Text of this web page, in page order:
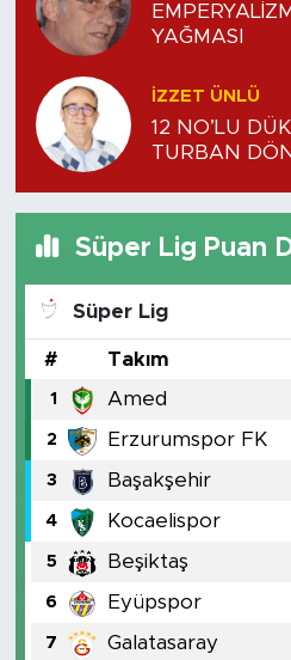
YAĞMASI
İZZET ÜNLÜ
12 NO’LU
TURBAN
Süper Lig Puan
Süper Lig
# Takım
1 Amed
2 Erzurumspor FK
3 Başakşehir
4 Kocaelispor
5 Beşiktaş
6 Eyüpspor
7 Galatasaray